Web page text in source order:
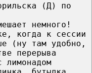
(Д) по
немного!
когда к сессии
(ну там удобно,
перерыва
лимонадом